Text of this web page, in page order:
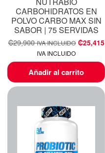
CARBOHIDRATOS EN
POLVO CARBO MAX SIN
SABOR | 75 SERVIDAS
₡29,900 IVA INCLUIDO ₡25,415
IVA INCLUIDO
Añadir al carrito